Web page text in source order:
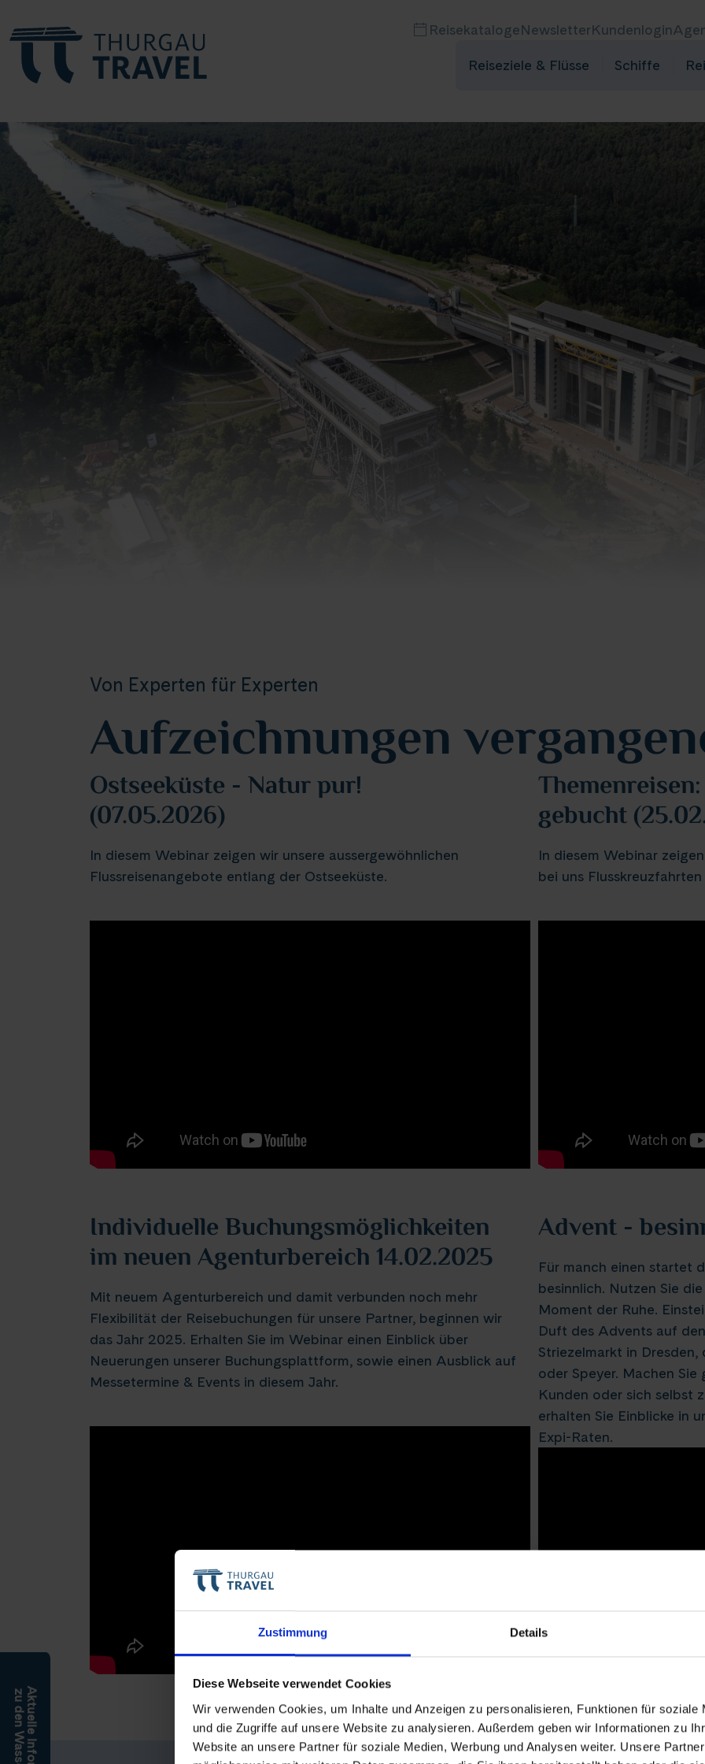
Zustimmung Details
Diese Webseite verwendet Cookies
Wir verwenden Cookies, um Inhalte und Anzeigen zu personalisieren, Funktionen für soziale
und die Zugriffe auf unsere Website zu analysieren. Außerdem geben wir Informationen zu
Website an unsere Partner für soziale Medien, Werbung und Analysen weiter. Unsere
ReisekatalogeNewsletterKundenlogin
Reiseziele & Flüsse Schiffe
Von Experten für Experten
Aufzeichnungen
Ostseeküste - Natur pur!
(07.05.2026)
In diesem Webinar zeigen wir unsere aussergewöhnlichen
Flussreisenangebote entlang der Ostseeküste.
gebucht
In diesem Webinar
bei uns
Individuelle Buchungsmöglichkeiten
im neuen Agenturbereich 14.02.2025
Mit neuem Agenturbereich und damit verbunden noch mehr
Flexibilität der Reisebuchungen für unsere Partner, beginnen wir
das Jahr 2025. Erhalten Sie im Webinar einen Einblick über
Neuerungen unserer Buchungsplattform, sowie einen Ausblick auf
Messetermine & Events in diesem Jahr.
Advent -
Für manch einen startet
besinnlich. Nutzen Sie
Moment der Ruhe.
Duft des Advents auf
Striezelmarkt in
oder Speyer. Machen
Kunden oder sich selbst
erhalten Sie Einblicke in
Expi-Raten.